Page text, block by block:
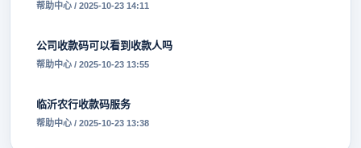
帮助中心 / 2025-10-23 14:11
公司收款码可以看到收款人吗
帮助中心 / 2025-10-23 13:55
临沂农行收款码服务
帮助中心 / 2025-10-23 13:38